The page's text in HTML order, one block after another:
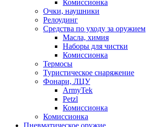
Комиссионка
Очки, наушники
Релоудинг
Средства по уходу за оружием
Масла, химия
Наборы для чистки
Комиссионка
Термосы
Туристическое снаряжение
Фонари, ЛЦУ
ArmyTek
Petzl
Комиссионка
Комиссионка
Пневматическое оружие